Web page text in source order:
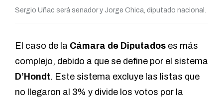
Sergio Uñac será senador y Jorge Chica, diputado nacional.
El caso de la Cámara de Diputados es más
complejo, debido a que se define por el sistema
D’Hondt. Este sistema excluye las listas que
no llegaron al 3% y divide los votos por la